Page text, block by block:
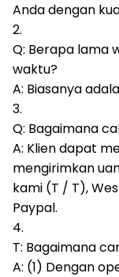
Anda dengan
2.
Q: Berapa lama
waktu?
A: Biasanya
3.
Q: Bagaimana
A: Klien dapat
mengirimkan
kami (T / T),
Paypal.
4.
T: Bagaimana
A: (1) Dengan